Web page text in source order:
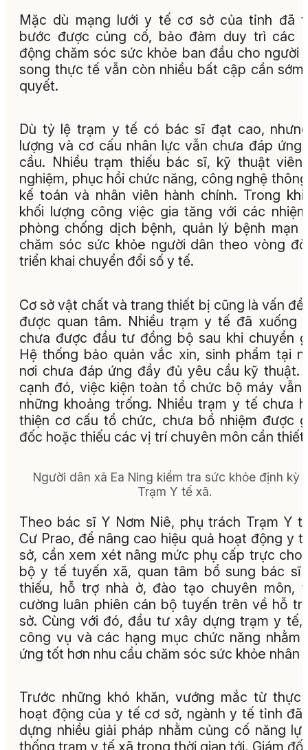
Mặc dù mạng lưới y tế cơ sở của tỉnh đã
bước được củng cố, bảo đảm duy trì các
động chăm sóc sức khỏe ban đầu cho người
song thực tế vẫn còn nhiều bất cập cần sớm
quyết.
Dù tỷ lệ trạm y tế có bác sĩ đạt cao,
lượng và cơ cấu nhân lực vẫn chưa đáp ứng
cầu. Nhiều trạm thiếu bác sĩ, kỹ thuật
nghiệm, phục hồi chức năng, công nghệ
kế toán và nhân viên hành chính. Trong
khối lượng công việc gia tăng với các
phòng chống dịch bệnh, quản lý bệnh mạn
chăm sóc sức khỏe người dân theo vòng
triển khai chuyển đổi số y tế.
Cơ sở vật chất và trang thiết bị cũng là vấn đề
được quan tâm. Nhiều trạm y tế đã xuống
chưa được đầu tư đồng bộ sau khi chuyển
Hệ thống bảo quản vắc xin, sinh phẩm tại
nơi chưa đáp ứng đầy đủ yêu cầu kỹ thuật.
cạnh đó, việc kiện toàn tổ chức bộ máy vẫn
những khoảng trống. Nhiều trạm y tế chưa
thiện cơ cấu tổ chức, chưa bổ nhiệm được
đốc hoặc thiếu các vị trí chuyên môn cần thiết.
Người dân xã Ea Ning kiểm tra sức khỏe định kỳ
Trạm Y tế xã.
Theo bác sĩ Y Nơm Niê, phụ trách Trạm Y
Cư Prao, để nâng cao hiệu quả hoạt động y
sở, cần xem xét nâng mức phụ cấp trực cho
bộ y tế tuyến xã, quan tâm bổ sung bác sĩ
thiếu, hỗ trợ nhà ở, đào tạo chuyên môn,
cường luân phiên cán bộ tuyến trên về hỗ
sở. Cùng với đó, đầu tư xây dựng trạm y tế,
công vụ và các hạng mục chức năng nhằm
ứng tốt hơn nhu cầu chăm sóc sức khỏe nhân
Trước những khó khăn, vướng mắc từ thực
hoạt động của y tế cơ sở, ngành y tế tỉnh đã
dựng nhiều giải pháp nhằm củng cố năng
thống trạm y tế xã trong thời gian tới. Giám